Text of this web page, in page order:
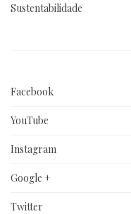
Sustentabilidade
Facebook
YouTube
Instagram
Google +
Twitter